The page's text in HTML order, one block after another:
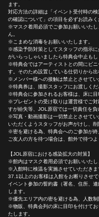
ます。
対応方法の詳細は「イベント受付時の
の確認について」の項目を必ずお読みく
※マスク着用必須でご参加お願いいた
ん。
※こまめな消毒をお願いいたします。
※感染予防対策としてスタッフの指示
がいらっしゃいましたら特典会中止も
※特典会ではアーティストとの間にビ
す。そのため設置している仕切りから
※メンバー様への接触は禁止とさせてい
※特典券は、撮影スタッフにお渡しくだ
※特典会に参加されるお客様は、床に目
※プレゼントの受け取りは運営様でご
すが紛失等、JOL原宿では一切責任を負
※写真・動画撮影は一切禁止とさせて
いただくようスタッフがお声がけし、削
※密を避ける為、特典会へのご参加が終
ご友人の方を待つ場合は、館外で待つよ
【JOL原宿における感染拡大の対策】
※館内はマスク着用必須でお願いいたし
※入館時に検温を実施させていただきま
37.1以上のお客様は入館をお断りさせて
イベント参加の誓約書（署名、住所、
します。
※優先エリア内の密を避ける為、人数制
※物販、特典会列の床に目印を付けて
たします。